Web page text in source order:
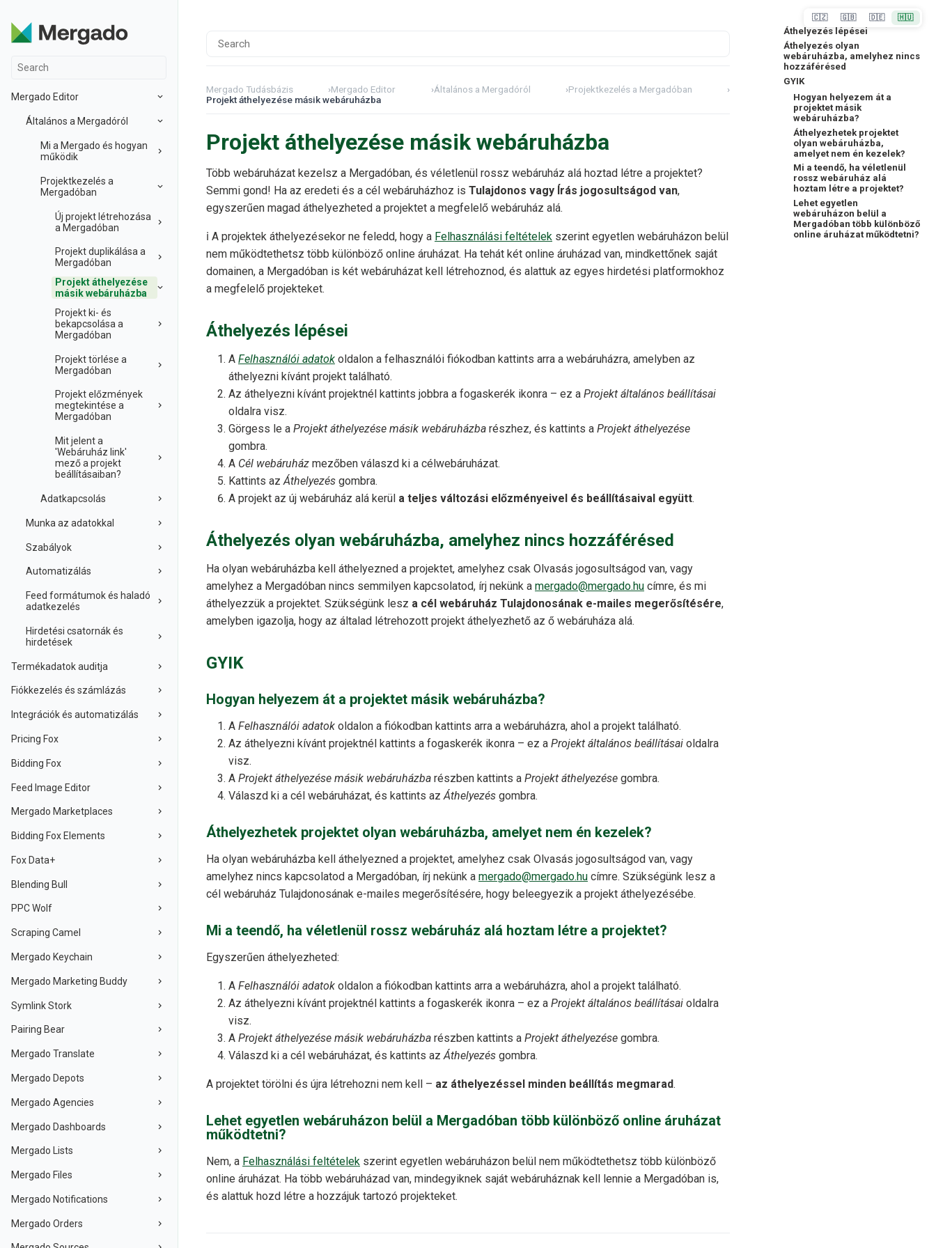
Mergado Editor
Általános a Mergadóról
Mi a Mergado és hogyan
működik
Projektkezelés a
Mergadóban
Új projekt létrehozása
a Mergadóban
Projekt duplikálása a
Mergadóban
Projekt áthelyezése
másik webáruházba
Projekt ki- és
bekapcsolása a
Mergadóban
Projekt törlése a
Mergadóban
Projekt előzmények
megtekintése a
Mergadóban
Mit jelent a
'Webáruház link'
mező a projekt
beállításaiban?
Adatkapcsolás
Munka az adatokkal
Szabályok
Automatizálás
Feed formátumok és haladó
adatkezelés
Hirdetési csatornák és
hirdetések
Termékadatok auditja
Fiókkezelés és számlázás
Integrációk és automatizálás
Pricing Fox
Bidding Fox
Feed Image Editor
Mergado Marketplaces
Bidding Fox Elements
Fox Data+
Blending Bull
PPC Wolf
Scraping Camel
Mergado Keychain
Mergado Marketing Buddy
Symlink Stork
Pairing Bear
Mergado Translate
Mergado Depots
Mergado Agencies
Mergado Dashboards
Mergado Lists
Mergado Files
Mergado Notifications
Mergado Orders
Mergado Tudásbázis ›Mergado Editor ›Általános a Mergadóról ›Projektkezelés a Mergadóban
›
Projekt áthelyezése másik webáruházba
Projekt áthelyezése másik webáruházba
Több webáruházat kezelsz a Mergadóban, és véletlenül rossz webáruház alá hoztad létre a projektet?
Semmi gond! Ha az eredeti és a cél webáruházhoz is Tulajdonos vagy Írás jogosultságod van,
egyszerűen magad áthelyezheted a projektet a megfelelő webáruház alá.
ℹ️ A projektek áthelyezésekor ne feledd, hogy a Felhasználási feltételek szerint egyetlen webáruházon belül
nem működtethetsz több különböző online áruházat. Ha tehát két online áruházad van, mindkettőnek saját
domainen, a Mergadóban is két webáruházat kell létrehoznod, és alattuk az egyes hirdetési platformokhoz
a megfelelő projekteket.
Áthelyezés lépései
A Felhasználói adatok oldalon a felhasználói fiókodban kattints arra a webáruházra, amelyben az
áthelyezni kívánt projekt található.
Az áthelyezni kívánt projektnél kattints jobbra a fogaskerék ikonra – ez a Projekt általános beállításai
oldalra visz.
Görgess le a Projekt áthelyezése másik webáruházba részhez, és kattints a Projekt áthelyezése
gombra.
A Cél webáruház mezőben válaszd ki a célwebáruházat.
Kattints azÁthelyezés gombra.
A projekt az új webáruház alá kerül a teljes változási előzményeivel és beállításaival együtt.
Áthelyezés olyan webáruházba, amelyhez nincs hozzáférésed
Ha olyan webáruházba kell áthelyezned a projektet, amelyhez csak Olvasás jogosultságod van, vagy
amelyhez a Mergadóban nincs semmilyen kapcsolatod, írj nekünk a mergado@mergado.hu címre, és mi
áthelyezzük a projektet. Szükségünk lesz a cél webáruház Tulajdonosának e-mailes megerősítésére,
amelyben igazolja, hogy az általad létrehozott projekt áthelyezhető az ő webáruháza alá.
GYIK
Hogyan helyezem át a projektet másik webáruházba?
A Felhasználói adatok oldalon a fiókodban kattints arra a webáruházra, ahol a projekt található.
Az áthelyezni kívánt projektnél kattints a fogaskerék ikonra – ez a Projekt általános beállításai oldalra
visz.
A Projekt áthelyezése másik webáruházba részben kattints a Projekt áthelyezése gombra.
Válaszd ki a cél webáruházat, és kattints azÁthelyezés gombra.
Áthelyezhetek projektet olyan webáruházba, amelyet nem én kezelek?
Ha olyan webáruházba kell áthelyezned a projektet, amelyhez csak Olvasás jogosultságod van, vagy
amelyhez nincs kapcsolatod a Mergadóban, írj nekünk a mergado@mergado.hu címre. Szükségünk lesz a
cél webáruház Tulajdonosának e-mailes megerősítésére, hogy beleegyezik a projekt áthelyezésébe.
Mi a teendő, ha véletlenül rossz webáruház alá hoztam létre a projektet?
Egyszerűen áthelyezheted:
A Felhasználói adatok oldalon a fiókodban kattints arra a webáruházra, ahol a projekt található.
Az áthelyezni kívánt projektnél kattints a fogaskerék ikonra – ez a Projekt általános beállításai oldalra
visz.
A Projekt áthelyezése másik webáruházba részben kattints a Projekt áthelyezése gombra.
Válaszd ki a cél webáruházat, és kattints azÁthelyezés gombra.
A projektet törölni és újra létrehozni nem kell – az áthelyezéssel minden beállítás megmarad.
Lehet egyetlen webáruházon belül a Mergadóban több különböző online áruházat
működtetni?
Nem, a Felhasználási feltételek szerint egyetlen webáruházon belül nem működtethetsz több különböző
online áruházat. Ha több webáruházad van, mindegyiknek saját webáruháznak kell lennie a Mergadóban is,
és alattuk hozd létre a hozzájuk tartozó projekteket.
Áthelyezés lépései
Áthelyezés olyan
webáruházba, amelyhez nincs
hozzáférésed
GYIK
Hogyan helyezem át a
projektet másik
webáruházba?
Áthelyezhetek projektet
olyan webáruházba,
amelyet nem én kezelek?
Mi a teendő, ha véletlenül
rossz webáruház alá
hoztam létre a projektet?
Lehet egyetlen
webáruházon belül a
Mergadóban több különböző
online áruházat működtetni?
🇨🇿 🇬🇧 🇩🇪 🇭🇺